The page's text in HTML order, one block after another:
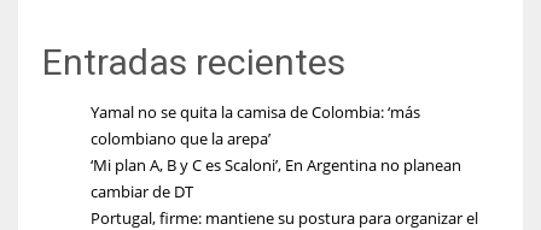
Entradas recientes
Yamal no se quita la camisa de Colombia: ‘más
colombiano que la arepa’
‘Mi plan A, B y C es Scaloni’, En Argentina no planean
cambiar de DT
Portugal, firme: mantiene su postura para organizar el